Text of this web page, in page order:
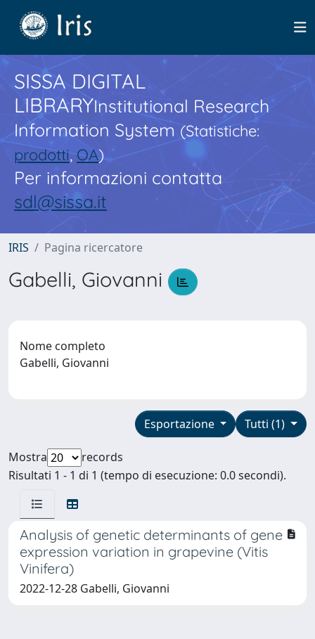
SISSA DIGITAL
LIBRARYInstitutional Research
Information System(Statistiche:
prodotti,OA)
Per informazioni contatta
sdl@sissa.it
IRIS Pagina ricercatore
Gabelli, Giovanni
Nome completo
Gabelli, Giovanni
Tutti (1)
Esportazione
Mostra
records
Risultati 1 - 1 di 1 (tempo di esecuzione: 0.0 secondi).
Analysis of genetic determinants of gene
expression variation in grapevine (Vitis
Vinifera)
2022-12-28 Gabelli, Giovanni